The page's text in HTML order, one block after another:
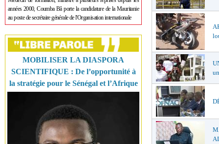
années 2000, Coumba Bâ porte la candidature de la Mauritanie
au poste de secrétaire générale de l'Organisation internationale
MOBILISER LA DIASPORA
SCIENTIFIQUE : De l’opportunité à
la stratégie pour le Sénégal et l’Afrique